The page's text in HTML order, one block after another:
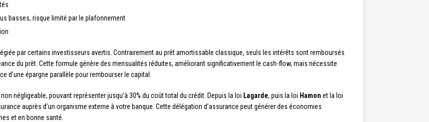
basses, risque limité par le plafonnement
par certains investisseurs avertis. Contrairement au prêt amortissable classique, seuls les intérêts sont remboursés
du prêt. Cette formule génère des mensualités réduites, améliorant significativement le cash-flow, mais nécessite
d’une épargne parallèle pour rembourser le capital.
négligeable, pouvant représenter jusqu’à 30% du coût total du crédit. Depuis la loi Lagarde, puis la loi Hamon et la loi
auprès d’un organisme externe à votre banque. Cette délégation d’assurance peut générer des économies
et en bonne santé.